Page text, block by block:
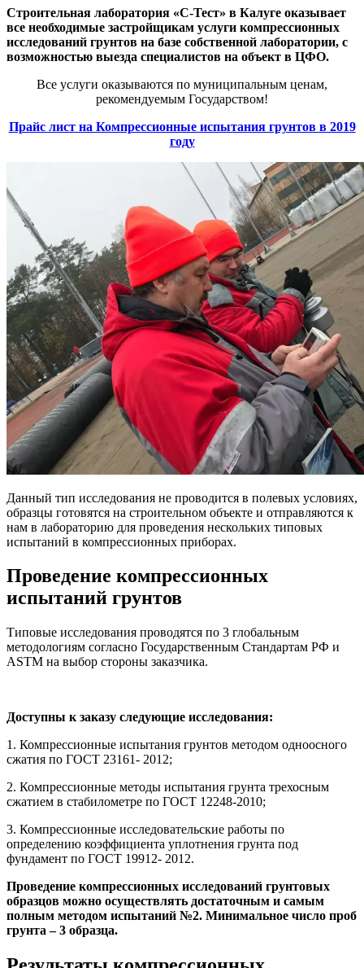
Строительная лаборатория «С-Тест» в Калуге оказывает
все необходимые застройщикам услуги компрессионных
исследований грунтов на базе собственной лаборатории, с
возможностью выезда специалистов на объект в ЦФО.
Все услуги оказываются по муниципальным ценам,
рекомендуемым Государством!
Прайс лист на Компрессионные испытания грунтов в 2019
году
Данный тип исследования не проводится в полевых условиях,
образцы готовятся на строительном объекте и отправляются к
нам в лабораторию для проведения нескольких типовых
испытаний в компрессионных приборах.
Проведение компрессионных
испытаний грунтов
Типовые исследования проводятся по 3 глобальным
методологиям согласно Государственным Стандартам РФ и
ASTM на выбор стороны заказчика.
Доступны к заказу следующие исследования:
1. Компрессионные испытания грунтов методом одноосного
сжатия по ГОСТ 23161- 2012;
2. Компрессионные методы испытания грунта трехосным
сжатием в стабилометре по ГОСТ 12248-2010;
3. Компрессионные исследовательские работы по
определению коэффициента уплотнения грунта под
фундамент по ГОСТ 19912- 2012.
Проведение компрессионных исследований грунтовых
образцов можно осуществлять достаточным и самым
полным методом испытаний №2. Минимальное число проб
грунта – 3 образца.